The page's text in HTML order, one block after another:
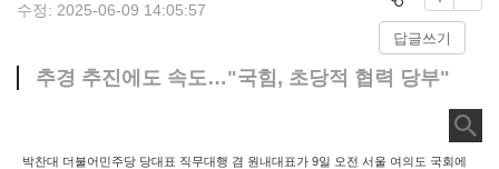
수정: 2025-06-09 14:05:57
답글쓰기
추경 추진에도 속도…"국힘, 초당적 협력 당부"
박찬대 더불어민주당 당대표 직무대행 겸 원내대표가 9일 오전 서울 여의도 국회에